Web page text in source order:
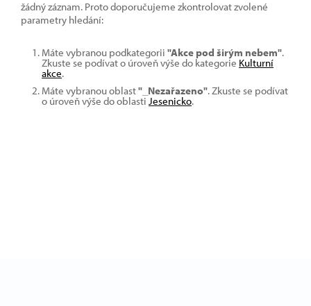
žádný záznam. Proto doporučujeme zkontrolovat zvolené
parametry hledání:
Máte vybranou podkategorii "Akce pod širým nebem".
Zkuste se podívat o úroveň výše do kategorie Kulturní
akce.
Máte vybranou oblast"_Nezařazeno". Zkuste se podívat
o úroveň výše do oblasti Jesenicko.